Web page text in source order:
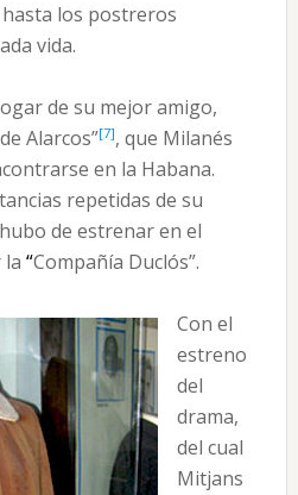
los postreros
vida.
de su mejor amigo,
Alarcos”[7], que Milanés
en la Habana.
repetidas de su
de estrenar en el
la “Compañía Duclós”.
Con el
estreno
del
drama,
del cual
Mitjans